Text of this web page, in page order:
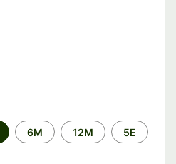
6M 12M 5Ε